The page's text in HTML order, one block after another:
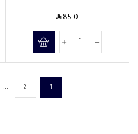
SAR85.0
1
2
…